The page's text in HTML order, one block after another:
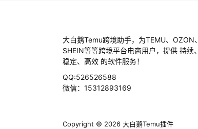
大白鹅Temu跨境助手，为TEMU、OZON、
SHEIN等等跨境平台电商用户，提供 持续、
稳定、高效 的软件服务！
QQ:526526588
微信：15312893169
Copyright © 2026 大白鹅Temu插件